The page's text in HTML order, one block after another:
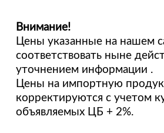
Внимание!
Цены указанные на нашем
соответствовать ныне
уточнением информации .
Цены на импортную
корректируются с учетом
объявляемых ЦБ + 2%.